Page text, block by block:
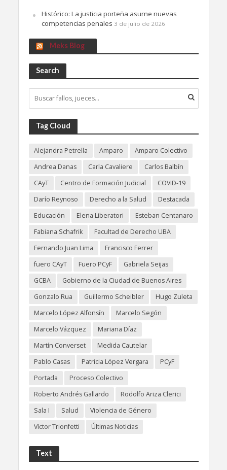
Histórico: La justicia porteña asume nuevas
competencias penales 3 de julio de 2026
Meks Blog
Search
Tag Cloud
Alejandra Petrella Amparo
Amparo Colectivo
Andrea Danas
Carla Cavaliere
Carlos Balbín
CAyT
Centro de Formación Judicial
COVID-19
Darío Reynoso
Derecho a la Salud
Destacada
Educación
Elena Liberatori
Esteban Centanaro
Fabiana Schafrik
Facultad de Derecho UBA
Fernando Juan Lima
Francisco Ferrer
fuero CAyT
Fuero PCyF
Gabriela Seijas
GCBA
Gobierno de la Ciudad de Buenos Aires
Gonzalo Rua
Guillermo Scheibler
Hugo Zuleta
Marcelo López Alfonsín
Marcelo Segón
Marcelo Vázquez
Mariana Díaz
Martín Converset
Medida Cautelar
Pablo Casas
Patricia López Vergara
PCyF
Portada
Proceso Colectivo
Roberto Andrés Gallardo
Rodolfo Ariza Clerici
Sala I
Salud
Violencia de Género
Víctor Trionfetti
Últimas Noticias
Text